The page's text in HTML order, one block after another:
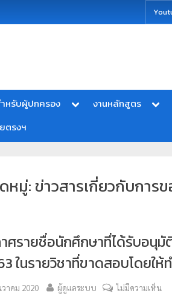
หรับผู้ปกครอง งานหลักสูตร
ตรงฯ
หมู่:ข่าวสารเกี่ยวกับการ
ศรายชื่อนักศึกษาที่ได้รับอนุมั
ในรายวิชาที่ขาดสอบโดยใ
าคม 2020 ผู้ดูแลระบบ ไม่มีความเห็น
modal-